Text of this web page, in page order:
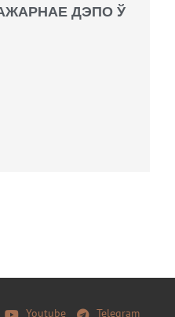
ДЭПО Ў
Youtube Telegram